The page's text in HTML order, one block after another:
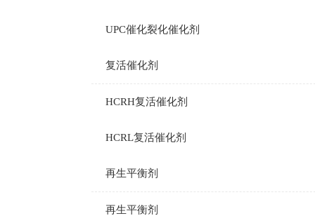
UPC催化裂化催化剂
复活催化剂
HCRH复活催化剂
HCRL复活催化剂
再生平衡剂
再生平衡剂